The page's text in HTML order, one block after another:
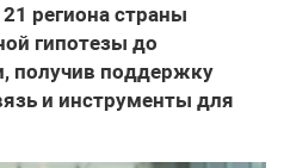
региона страны
гипотезы до
получив поддержку
и инструменты для